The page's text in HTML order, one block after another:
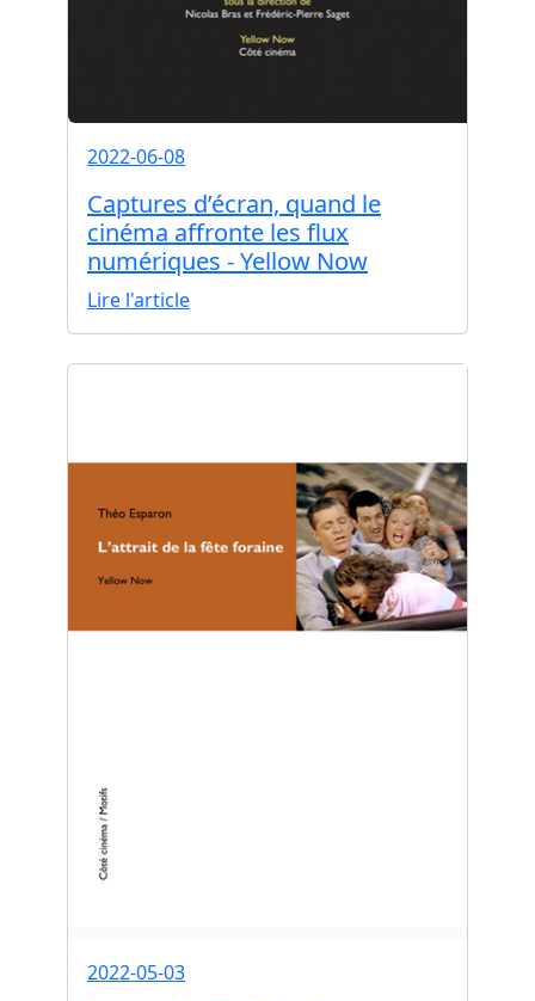
2022-06-08
Captures d’écran, quand le
cinéma affronte les flux
numériques - Yellow Now
Lire l'article
2022-05-03